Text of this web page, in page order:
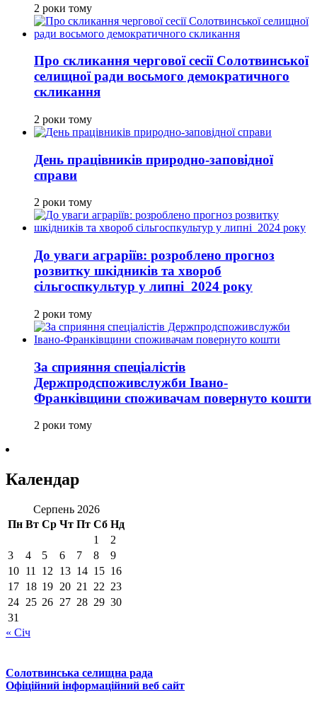
2 роки тому
Про скликання чергової сесії Солотвинської
селищної ради восьмого демократичного
скликання
2 роки тому
День працівників природно-заповідної
справи
2 роки тому
До уваги аграріїв: розроблено прогноз
розвитку шкідників та хвороб
сільгоспкультур у липні 2024 року
2 роки тому
За сприяння спеціалістів
Держпродспоживслужби Івано-
Франківщини споживачам повернуто кошти
2 роки тому
Календар
Серпень 2026
Пн Вт Ср Чт Пт Сб Нд
1
2
3
4 5 6 7 8
9
10 11 12 13 14 15 16
17 18 19 20 21 22 23
24 25 26 27 28 29 30
31
« Січ
Солотвинська селищна рада
Офіційний інформаційний веб сайт